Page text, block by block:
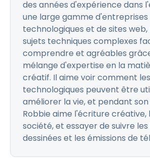
des années d'expérience dans
une large gamme d'entreprises
technologiques et de sites
sujets techniques complexes
comprendre et agréables
mélange d'expertise en la
créatif. Il aime voir comment
technologiques peuvent être
améliorer la vie, et pendant
Robbie aime l'écriture créative,
société, et essayer de suivre
dessinées et les émissions de